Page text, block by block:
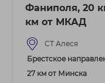
Фаниполя, 20
км от МКАД
СТ Алеся
Брестское
27 км от Минска